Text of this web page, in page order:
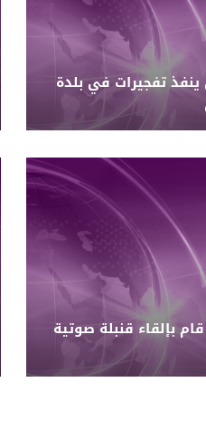
ينفذ تفجيرات في بلدة
قام بإلقاء قنبلة صوتية